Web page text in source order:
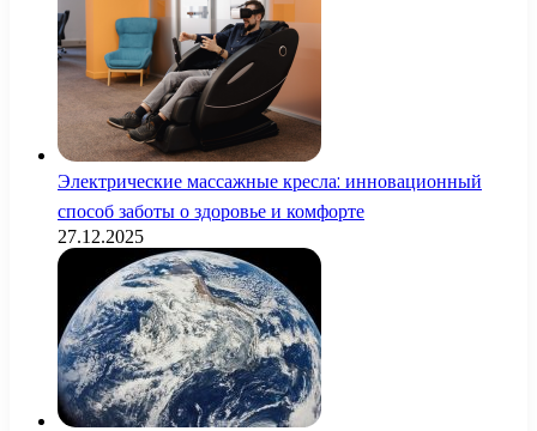
Электрические массажные кресла: инновационный
способ заботы о здоровье и комфорте
27.12.2025